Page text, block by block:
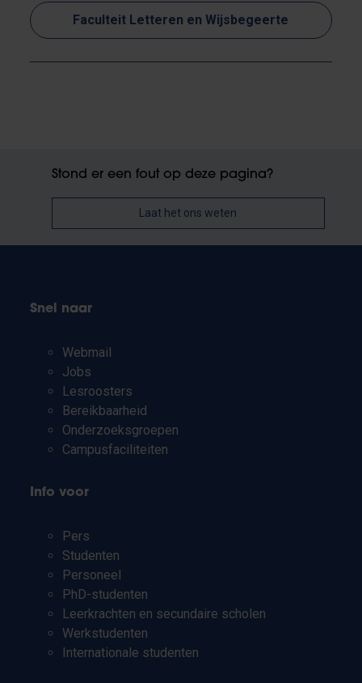
Faculteit Letteren en Wijsbegeerte
Stond er een fout op deze pagina?
Laat het ons weten
Snel naar
Webmail
Jobs
Lesroosters
Bereikbaarheid
Onderzoeksgroepen
Campusfaciliteiten
Info voor
Pers
Studenten
Personeel
PhD-studenten
Leerkrachten en secundaire scholen
Werkstudenten
Internationale studenten